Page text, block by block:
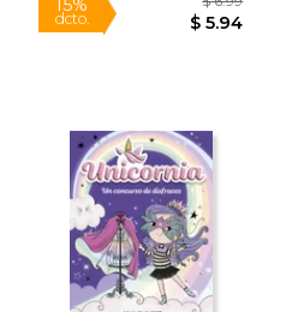
15%
dcto. $ 16.14